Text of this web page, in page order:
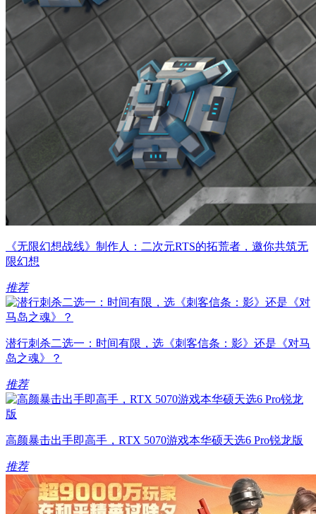
《无限幻想战线》制作人：二次元RTS的拓荒者，邀你共筑无
限幻想
推荐
潜行刺杀二选一：时间有限，选《刺客信条：影》还是《对马
岛之魂》？
推荐
高颜暴击出手即高手，RTX 5070游戏本华硕天选6 Pro锐龙版
推荐